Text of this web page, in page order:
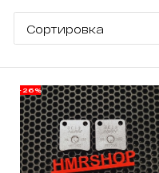
-26%